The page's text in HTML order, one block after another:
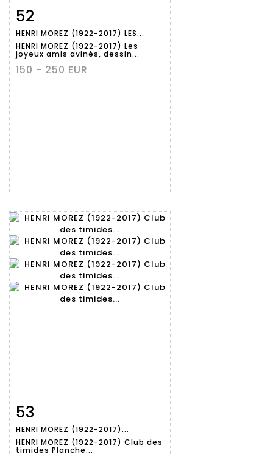
détaillée
52
HENRI MOREZ (1922-2017) LES...
HENRI MOREZ (1922-2017) Les
joyeux amis avinés, dessin...
150 - 250 EUR
détaillée
53
HENRI MOREZ (1922-2017)...
HENRI MOREZ (1922-2017) Club des
timides Planche...